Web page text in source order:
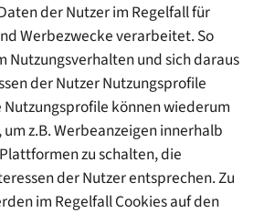
der Nutzer im Regelfall für
Werbezwecke verarbeitet. So
Nutzungsverhalten und sich daraus
der Nutzer Nutzungsprofile
können wiederum
z.B. Werbeanzeigen innerhalb
zu schalten, die
der Nutzer entsprechen. Zu
im Regelfall Cookies auf den